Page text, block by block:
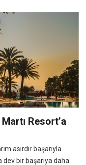
Resort’a
asırdır başarıyla
dev bir başarıya daha